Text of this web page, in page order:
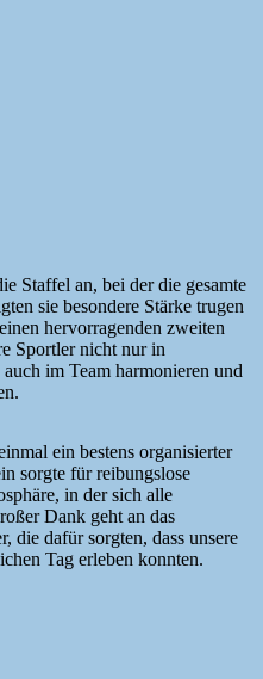
Staffel an, bei der die gesamte
sie besondere Stärke trugen
hervorragenden zweiten
Sportler nicht nur in
im Team harmonieren und
ein bestens organisierter
sorgte für reibungslose
in der sich alle
Dank geht an das
die dafür sorgten, dass unsere
Tag erleben konnten.